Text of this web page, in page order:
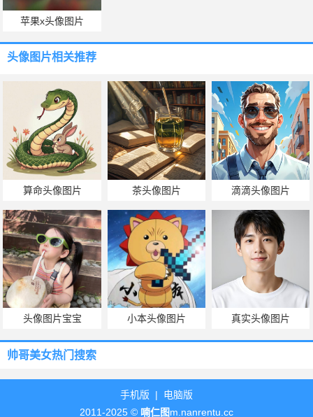
苹果x头像图片
头像图片相关推荐
算命头像图片 茶头像图片 滴滴头像图片
头像图片宝宝 小本头像图片 真实头像图片
帅哥美女热门搜索
手机版 | 电脑版
2011-2025 © 喃仁图m.nanrentu.cc